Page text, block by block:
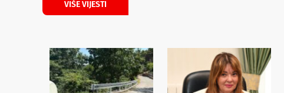
VIŠE VIJESTI